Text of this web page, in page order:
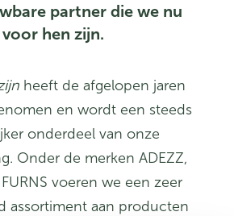
partner die we nu
voor hen zijn.
heeft de afgelopen jaren
en wordt een steeds
onderdeel van onze
Onder de merken ADEZZ,
voeren we een zeer
assortiment aan producten